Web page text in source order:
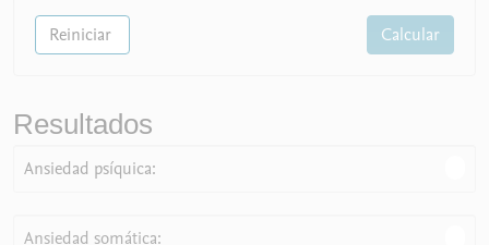
Calcular
Reiniciar
Resultados
Ansiedad psíquica:
Ansiedad somática: